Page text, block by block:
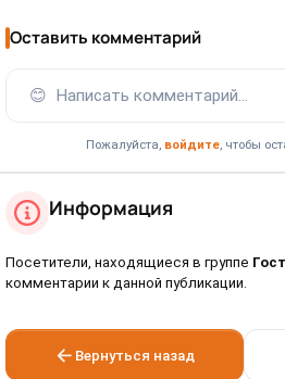
Оставить комментарий
😊 Написать комментарий...
Пожалуйста, войдите, чтобы
Информация
Посетители, находящиеся в группе
комментарии к данной публикации.
Вернуться назад